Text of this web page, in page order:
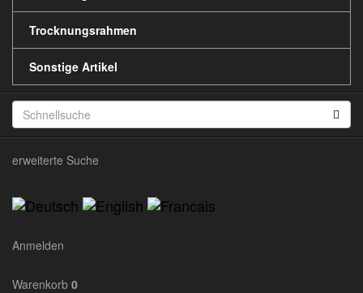
Trocknungsrahmen
Sonstige Artikel
erweiterte Suche
Anmelden
Warenkorb 0
0.00kg
Verpackungseinheit:
Stück
inkl. MwSt. (20.00%)
Weiterempfehlen